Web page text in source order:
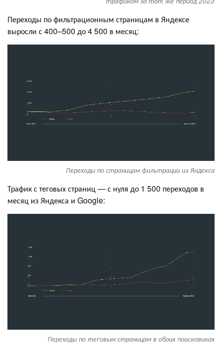
Переходы по фильтрационным страницам в Яндексе
выросли с 400–500 до 4 500 в месяц:
Переходы по страницам фильтрации из Яндекса
Трафик с теговых страниц — с нуля до 1 500 переходов в
месяц из Яндекса и Google:
Переходы по теговым страницам в обоих поисковиках